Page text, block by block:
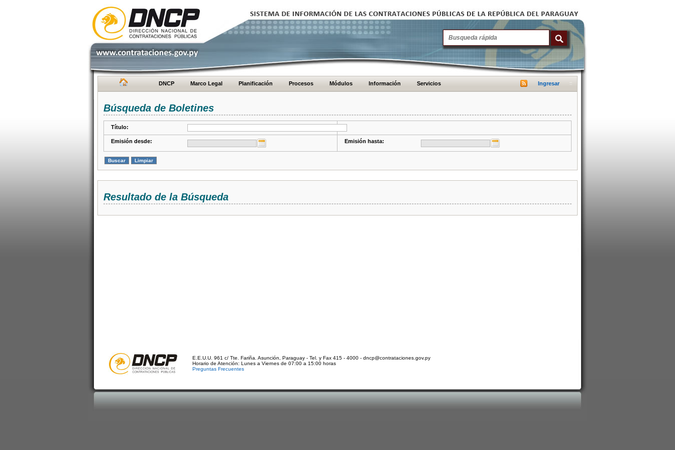
DNCP Marco Legal Planificación Procesos Módulos Información Servicios Ingresar
Búsqueda de Boletines
Título:
Emisión desde: Emisión hasta:
Resultado de la Búsqueda
E.E.U.U. 961 c/ Tte. Fariña. Asunción, Paraguay - Tel. y Fax 415 - 4000 - dncp@contrataciones.gov.py
Horario de Atención: Lunes a Viernes de 07:00 a 15:00 horas
Preguntas Frecuentes